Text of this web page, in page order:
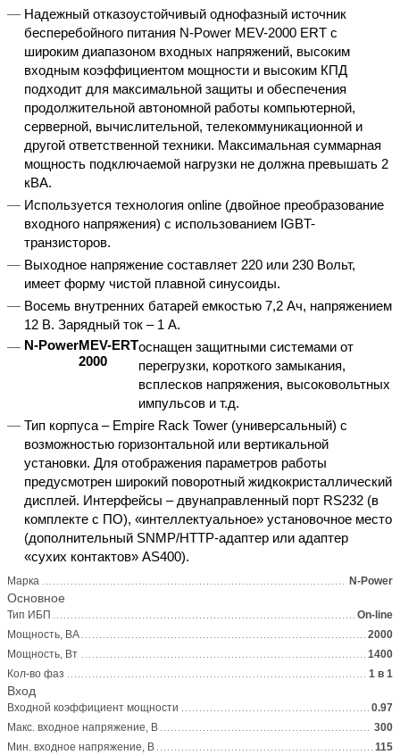
Надежный отказоустойчивый однофазный источник
бесперебойного питания N-Power MEV-2000 ERT с
широким диапазоном входных напряжений, высоким
входным коэффициентом мощности и высоким КПД
подходит для максимальной защиты и обеспечения
продолжительной автономной работы компьютерной,
серверной, вычислительной, телекоммуникационной и
другой ответственной техники. Максимальная суммарная
мощность подключаемой нагрузки не должна превышать 2
кВА.
Используется технология online (двойное преобразование
входного напряжения) с использованием IGBT-
транзисторов.
Выходное напряжение составляет 220 или 230 Вольт,
имеет форму чистой плавной синусоиды.
Восемь внутренних батарей емкостью 7,2 Ач, напряжением
12 В. Зарядный ток – 1 А.
N-PowerMEV-
2000
ERTоснащен защитными системами от
перегрузки, короткого замыкания,
всплесков напряжения, высоковольтных
импульсов и т.д.
Тип корпуса – Empire Rack Tower (универсальный) с
возможностью горизонтальной или вертикальной
установки. Для отображения параметров работы
предусмотрен широкий поворотный жидкокристаллический
дисплей. Интерфейсы – двунаправленный порт RS232 (в
комплекте с ПО), «интеллектуальное» установочное место
(дополнительный SNMP/HTTP-адаптер или адаптер
«сухих контактов» AS400).
Марка N-Power
Основное
Тип ИБП
On-line
Мощность, ВА
2000
Мощность, Вт
1400
Кол-во фаз
1 в 1
Вход
Входной коэффициент мощности
0.97
Макс. входное напряжение, В
300
Мин. входное напряжение, В
115